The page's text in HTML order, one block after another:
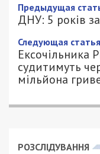
Предыдущая
ДНУ: 5 років
Следующая
Ексочільника
судитимуть
мільйона
РОЗСЛІДУВАННЯ